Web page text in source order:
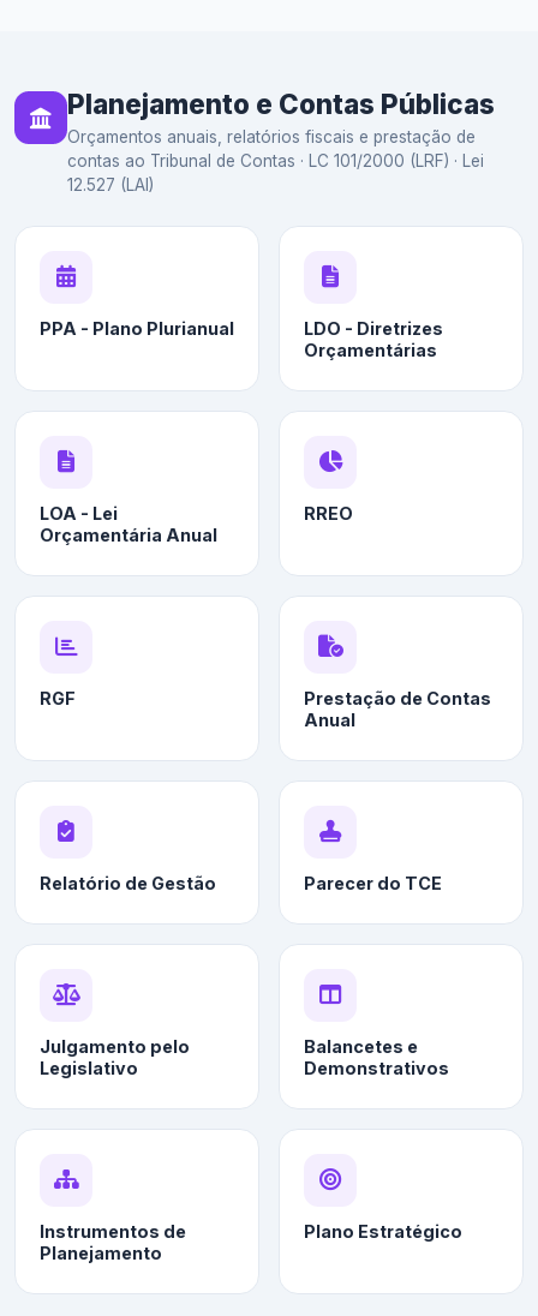
Planejamento e Contas Públicas
Orçamentos anuais, relatórios fiscais e prestação de
contas ao Tribunal de Contas · LC 101/2000 (LRF) · Lei
12.527 (LAI)
PPA - Plano Plurianual
LDO - Diretrizes
Orçamentárias
LOA - Lei
Orçamentária Anual
RREO
RGF
Prestação de Contas
Anual
Relatório de Gestão Parecer do TCE
Julgamento pelo
Legislativo
Balancetes e
Demonstrativos
Instrumentos de
Planejamento
Plano Estratégico